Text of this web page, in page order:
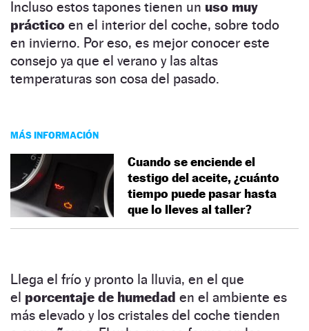
Incluso estos tapones tienen un uso muy
práctico en el interior del coche, sobre todo
en invierno. Por eso, es mejor conocer este
consejo ya que el verano y las altas
temperaturas son cosa del pasado.
MÁS INFORMACIÓN
Cuando se enciende el
testigo del aceite, ¿cuánto
tiempo puede pasar hasta
que lo lleves al taller?
Llega el frío y pronto la lluvia, en el que
el porcentaje de humedad en el ambiente es
más elevado y los cristales del coche tienden